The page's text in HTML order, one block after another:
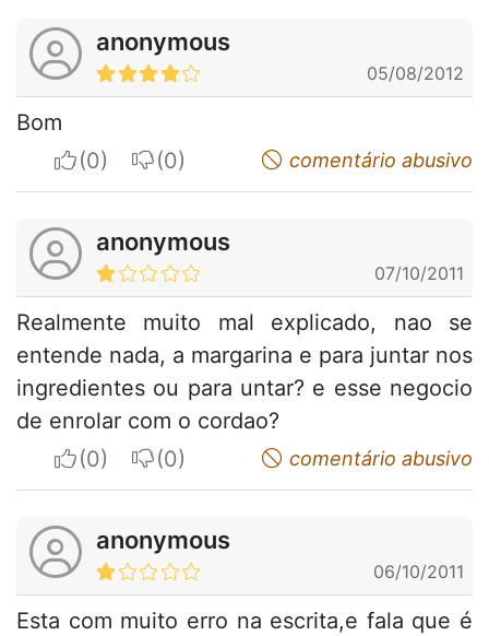
anonymous
05/08/2012
Bom
I apreciateI do not appreciatecomentário abusivo
anonymous
07/10/2011
Realmente muito mal explicado, nao se
entende nada, a margarina e para juntar nos
ingredientes ou para untar? e esse negocio
de enrolar com o cordao?
I apreciateI do not appreciatecomentário abusivo
anonymous
06/10/2011
Esta com muito erro na escrita,e fala que é